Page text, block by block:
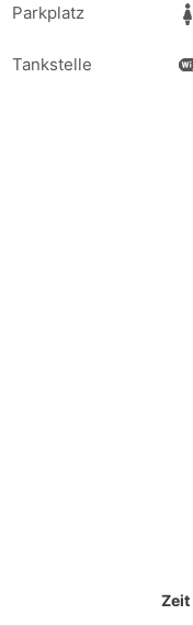
Parkplatz
Tankstelle
Zeit